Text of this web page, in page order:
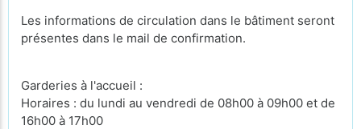
Les informations de circulation dans le bâtiment seront
présentes dans le mail de confirmation.
Garderies à l'accueil :
Horaires : du lundi au vendredi de 08h00 à 09h00 et de
16h00 à 17h00